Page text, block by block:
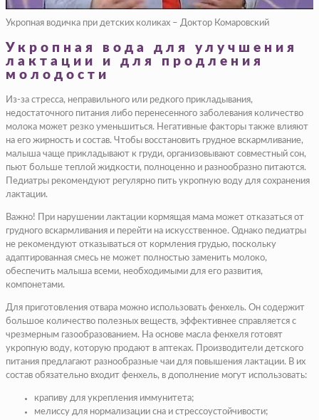
Укропная водичка при детских коликах – Доктор Комаровский
Укропная вода для улучшения
лактации и для продления
молодости
Из-за стресса, неправильного или редкого прикладывания,
недостаточного питания либо перенесенного заболевания количество
молока может резко уменьшиться. Негативные факторы также влияют
на его жирность и состав. Чтобы восстановить грудное вскармливание,
малыша чаще прикладывают к груди, организовывают совместный сон,
пьют больше теплой жидкости, полноценно и разнообразно питаются.
Педиатры рекомендуют регулярно пить укропную воду для сохранения
лактации.
Важно! При нарушении лактации кормящая мама может отказаться от
грудного вскармливания и перейти на искусственное. Однако педиатры
не рекомендуют отказываться от кормления грудью, поскольку
адаптированная смесь не может полностью заменить молоко,
обеспечить малыша всеми, необходимыми для его развития,
компонетами.
Для приготовления отвара можно использовать фенхель. Он содержит
большое количество полезных веществ, эффективнее справляется с
чрезмерным газообразованием. На основе масла фенхеля готовят
укропную воду, которую продают в аптеках. Производители детского
питания предлагают разнообразные чаи для повышения лактации. В их
состав обязательно входит фенхель, в дополнение могут использовать:
крапиву для укрепления иммунитета;
мелиссу для нормализации сна и стрессоустойчивости;